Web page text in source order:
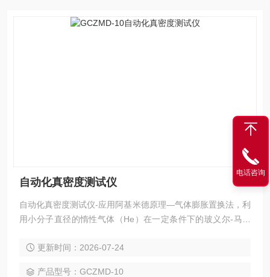
自动化真密度测试仪
自动化真密度测试仪-应用阿基米德原理—气体膨胀置换法，利
用小分子直径的惰性气体（He）在一定条件下的玻义尔-马略
起的样品测试腔气体容量的减少来精确测定样品的真实体积，
更新时间：2026-07-24
产品型号：GCZMD-10
电话咨询